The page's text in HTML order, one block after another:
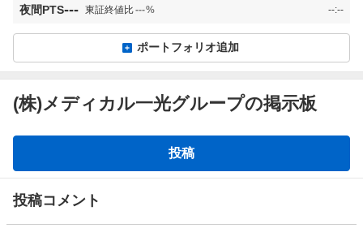
夜間PTS--- 東証終値比---% --:--
ポートフォリオ追加
(株)メディカル一光グループの掲示板
板
投稿
投稿コメント